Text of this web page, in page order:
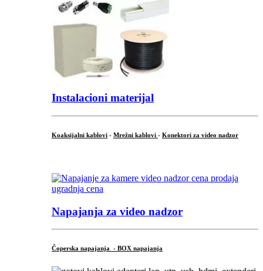
Instalacioni materijal
Koaksijalni kablovi - Mrežni kablovi - Konektori za video nadzor
Napajanja za video nadzor
Čoperska napajanja - BOX napajanja